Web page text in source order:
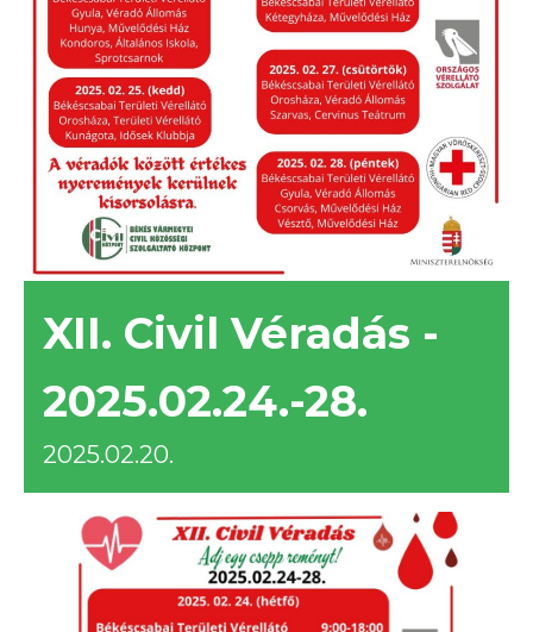
XII. Civil Véradás -
2025.02.24.-28.
2025.02.20.